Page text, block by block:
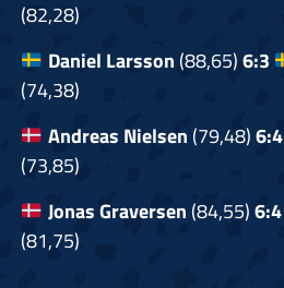
(82,28)
Daniel Larsson (88,65)6:3
(74,38)
Andreas Nielsen (79,48)6:4
(73,85)
Jonas Graversen (84,55)6:4
(81,75)